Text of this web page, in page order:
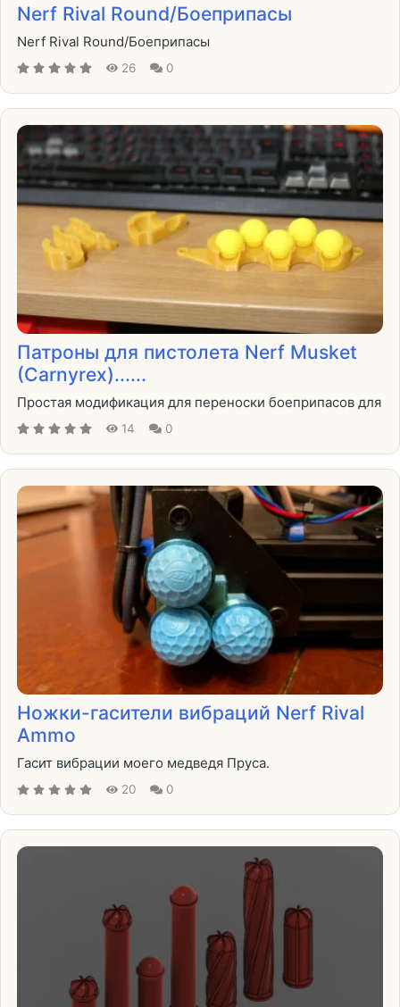
Nerf Rival Round/Боеприпасы
Nerf Rival Round/Боеприпасы
26 0
Патроны для пистолета Nerf Musket
(Carnyrex)......
Простая модификация для переноски боеприпасов для
14 0
Ножки-гасители вибраций Nerf Rival
Ammo
Гасит вибрации моего медведя Пруса.
20 0